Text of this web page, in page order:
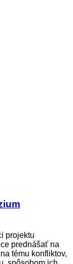
projektu
prednášať na
tému konfliktov,